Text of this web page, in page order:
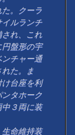
。クーラ
イルランチ
され、これ
円盤形の宇
ンチャー通
た。ま
け台座を利
ンタホーク
中３両に装
生命維持装